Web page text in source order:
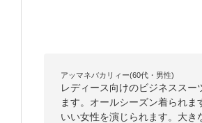
アッマネバカリィー(60代・男性)
レディース向けのビジネスス
ます。オールシーズン着られ
いい女性を演じられます。大き